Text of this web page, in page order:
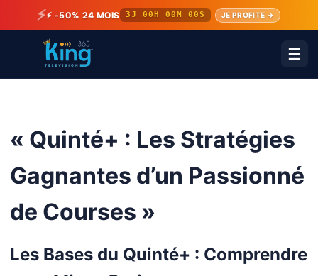
⚡⚡ -50% 24 MOIS 3J 00H 00M 00S JE PROFITE →
☰
« Quinté+ : Les Stratégies
Gagnantes d’un Passionné
de Courses »
Les Bases du Quinté+ : Comprendre